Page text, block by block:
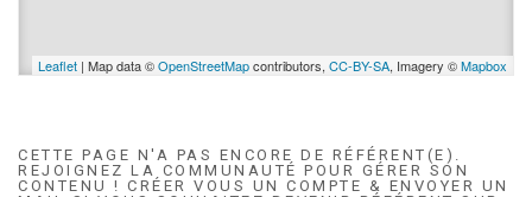
Leaflet | Map data ©OpenStreetMapcontributors,CC-BY-SA, Imagery ©Mapbox
CETTE PAGE N'A PAS ENCORE DE RÉFÉRENT(E).
REJOIGNEZ LA COMMUNAUTÉ POUR GÉRER SON
CONTENU ! CRÉER VOUS UN COMPTE & ENVOYER UN